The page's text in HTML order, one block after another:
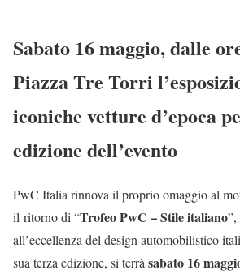
Sabato 16 maggio, dalle
Piazza Tre Torri
iconiche vetture d’epoca
edizione dell’evento
PwC Italia rinnova il proprio omaggio al
il ritorno di “Trofeo PwC – Stile italiano”,
all’eccellenza del design automobilistico
sua terza edizione, si terrà sabato 16